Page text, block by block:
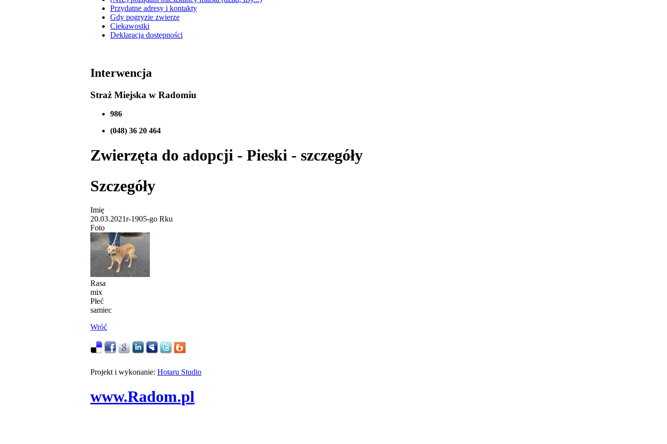
Przydatne adresy i kontakty
Gdy pogryzie zwierzę
Ciekawostki
Deklaracja dostępności
Interwencja
Straż Miejska w Radomiu
986
(048) 36 20 464
Zwierzęta do adopcji - Pieski - szczegóły
Szczegóły
Imię
20.03.2021r-1905-go Rku
Foto
Rasa
mix
Płeć
samiec
Wróć
Projekt i wykonanie: Hotaru Studio
www.Radom.pl